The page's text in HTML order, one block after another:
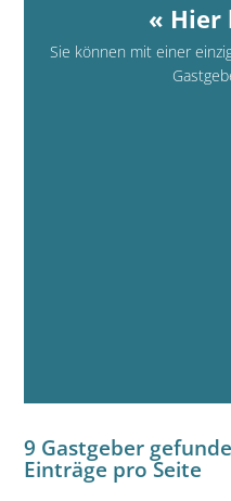
« Hier
Sie können mit einer
9 Gastgeber
Einträge pro Seite